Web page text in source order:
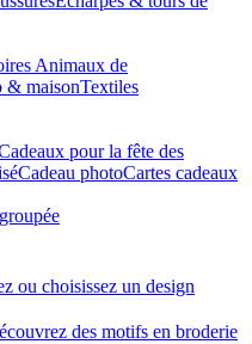
Animaux de
& maisonTextiles
pour la fête des
Cadeau photoCartes cadeaux
ou choisissez un design
des motifs en broderie